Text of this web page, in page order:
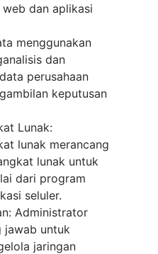
dan aplikasi
menggunakan
dan
perusahaan
keputusan
Lunak:
lunak merancang
lunak untuk
dari program
seluler.
Administrator
jawab untuk
jaringan